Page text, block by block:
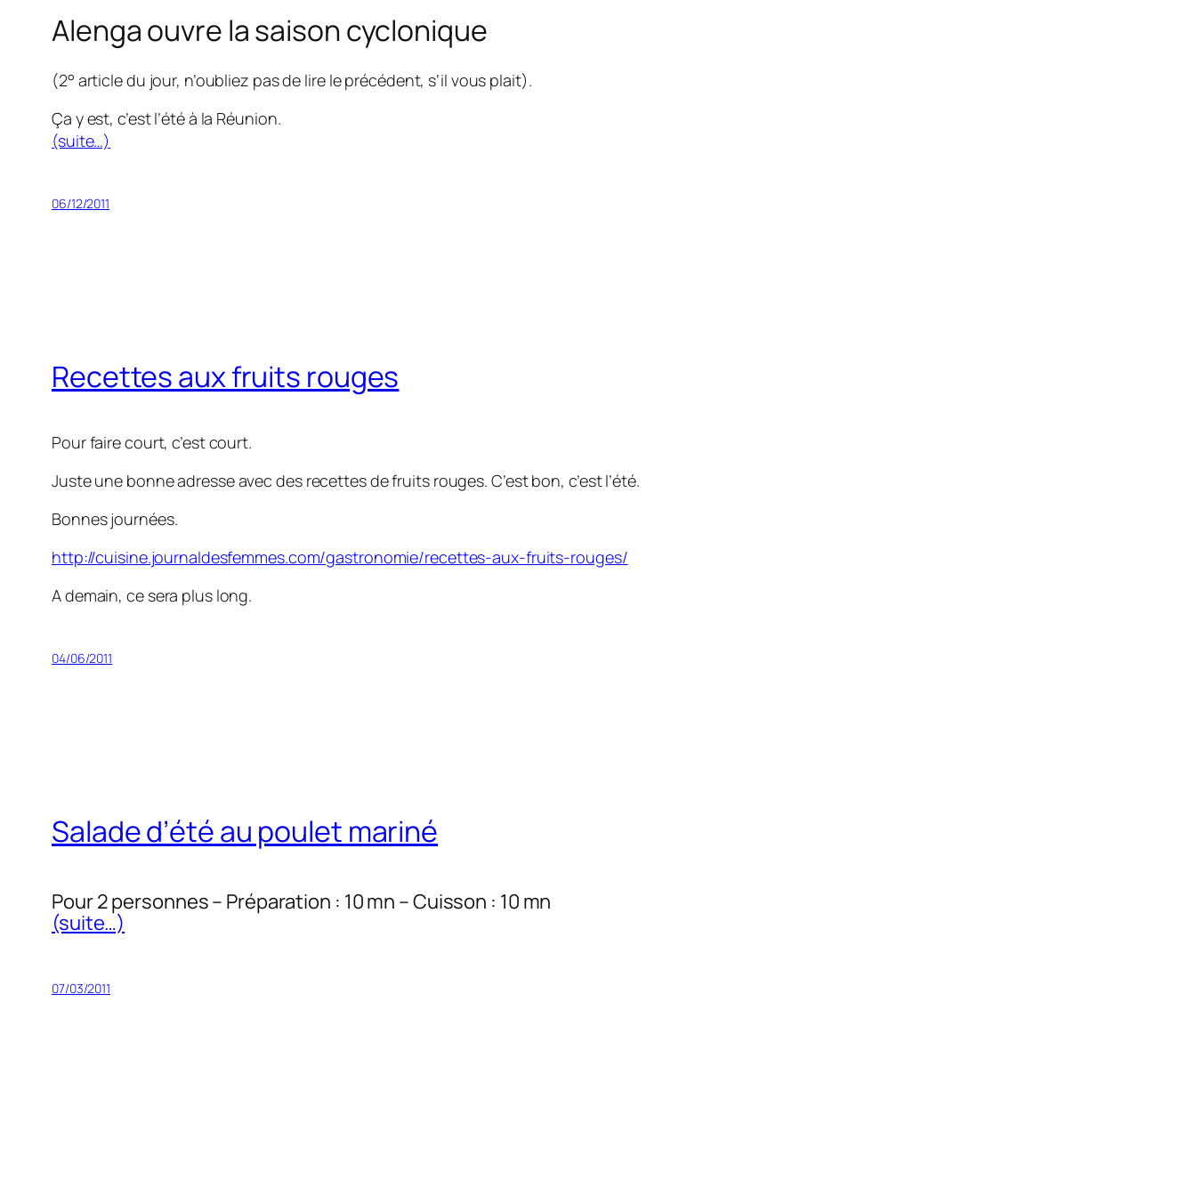
Alenga ouvre la saison cyclonique
(2° article du jour, n’oubliez pas de lire le précédent, s’il vous plait).
Ça y est, c’est l’été à la Réunion.
(suite…)
06/12/2011
Recettes aux fruits rouges
Pour faire court, c’est court.
Juste une bonne adresse avec des recettes de fruits rouges. C’est bon, c’est l’été.
Bonnes journées.
http://cuisine.journaldesfemmes.com/gastronomie/recettes-aux-fruits-rouges/
A demain, ce sera plus long.
04/06/2011
Salade d’été au poulet mariné
Pour 2 personnes – Préparation : 10 mn – Cuisson : 10 mn
(suite…)
07/03/2011